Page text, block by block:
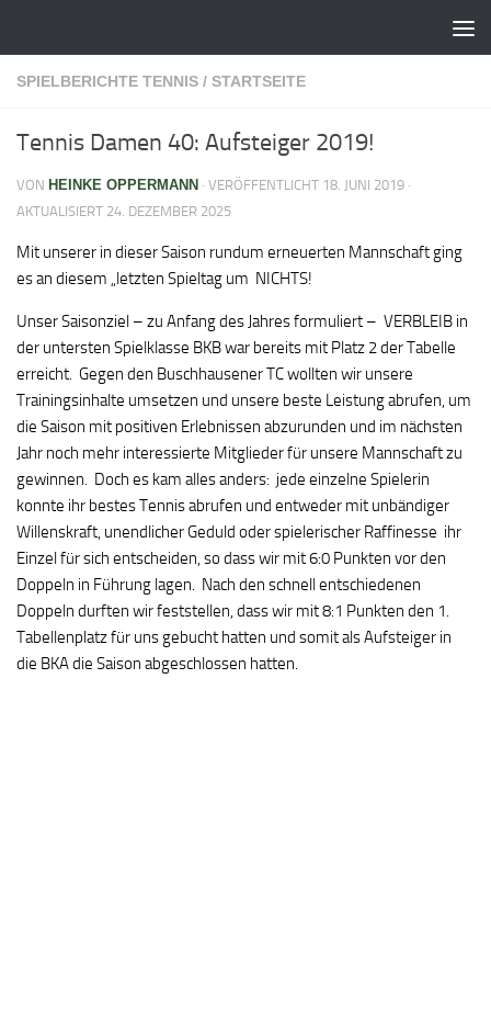
SPIELBERICHTE TENNIS / STARTSEITE
Tennis Damen 40: Aufsteiger 2019!
VON HEINKE OPPERMANN · VERÖFFENTLICHT 18. JUNI 2019 ·
AKTUALISIERT 24. DEZEMBER 2025
Mit unserer in dieser Saison rundum erneuerten Mannschaft ging
es an diesem „letzten Spieltag um NICHTS!
Unser Saisonziel – zu Anfang des Jahres formuliert – VERBLEIB in
der untersten Spielklasse BKB war bereits mit Platz 2 der Tabelle
erreicht. Gegen den Buschhausener TC wollten wir unsere
Trainingsinhalte umsetzen und unsere beste Leistung abrufen, um
die Saison mit positiven Erlebnissen abzurunden und im nächsten
Jahr noch mehr interessierte Mitglieder für unsere Mannschaft zu
gewinnen. Doch es kam alles anders: jede einzelne Spielerin
konnte ihr bestes Tennis abrufen und entweder mit unbändiger
Willenskraft, unendlicher Geduld oder spielerischer Raffinesse ihr
Einzel für sich entscheiden, so dass wir mit 6:0 Punkten vor den
Doppeln in Führung lagen. Nach den schnell entschiedenen
Doppeln durften wir feststellen, dass wir mit 8:1 Punkten den 1.
Tabellenplatz für uns gebucht hatten und somit als Aufsteiger in
die BKA die Saison abgeschlossen hatten.